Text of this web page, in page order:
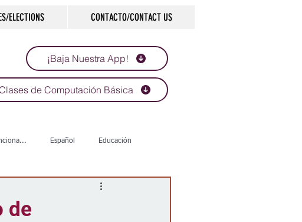
ELECTIONS CONTACTO/CONTACT US
¡Baja Nuestra App!
de Computación Básica
Español Educación
de